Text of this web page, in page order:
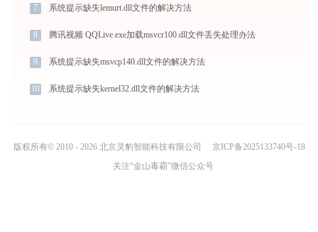
7 系统提示缺失lemurt.dll文件的解决方法
8 腾讯视频 QQLive.exe加载msvcr100.dll文件丢失处理办法
9 系统提示缺失msvcp140.dll文件的解决方法
10 系统提示缺失kernel32.dll文件的解决方法
版权所有© 2010 - 2026 北京灵豹智能科技有限公司
京ICP备2025133740号-18
关注“金山毒霸”微信公众号